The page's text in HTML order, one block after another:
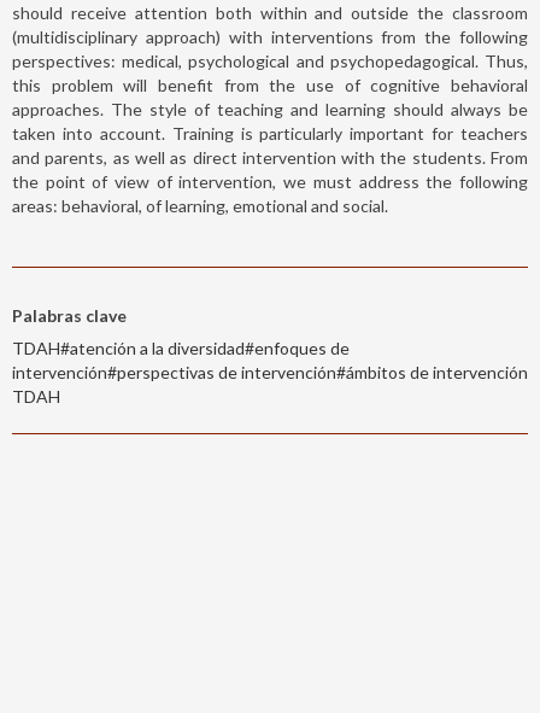
should receive attention both within and outside the classroom
(multidisciplinary approach) with interventions from the following
perspectives: medical, psychological and psychopedagogical. Thus,
this problem will benefit from the use of cognitive behavioral
approaches. The style of teaching and learning should always be
taken into account. Training is particularly important for teachers
and parents, as well as direct intervention with the students. From
the point of view of intervention, we must address the following
areas: behavioral, of learning, emotional and social.
Palabras clave
TDAH#atención a la diversidad#enfoques de
intervención#perspectivas de intervención#ámbitos de intervención
TDAH